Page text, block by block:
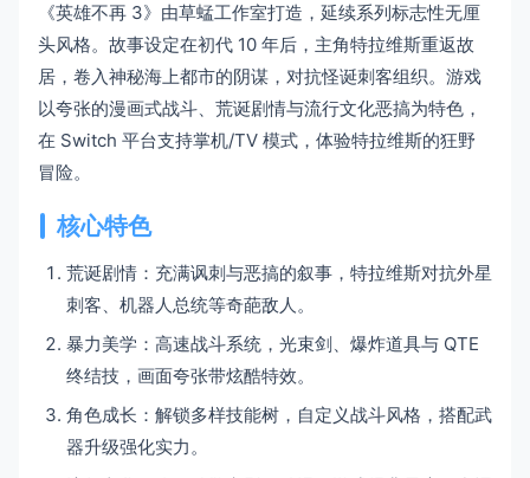
《英雄不再 3》由草蜢工作室打造，延续系列标志性无厘
头风格。故事设定在初代 10 年后，主角特拉维斯重返故
居，卷入神秘海上都市的阴谋，对抗怪诞刺客组织。游戏
以夸张的漫画式战斗、荒诞剧情与流行文化恶搞为特色，
在 Switch 平台支持掌机/TV 模式，体验特拉维斯的狂野
冒险。
核心特色
荒诞剧情：充满讽刺与恶搞的叙事，特拉维斯对抗外星
刺客、机器人总统等奇葩敌人。
暴力美学：高速战斗系统，光束剑、爆炸道具与 QTE
终结技，画面夸张带炫酷特效。
角色成长：解锁多样技能树，自定义战斗风格，搭配武
器升级强化实力。